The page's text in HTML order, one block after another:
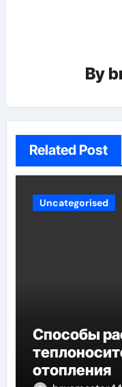
By
Related Post
Uncategorised
Способы
отопления